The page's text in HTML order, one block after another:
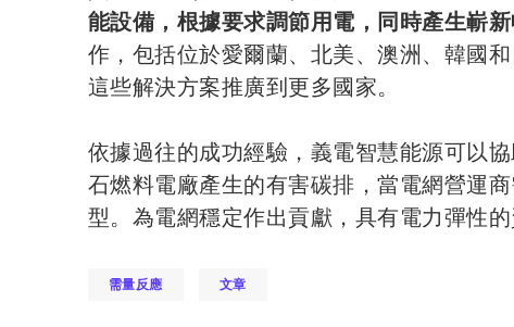
能設備，根據要求調節用電，同時產生嶄
作，包括位於愛爾蘭、北美、澳洲、韓國
這些解決方案推廣到更多國家。
依據過往的成功經驗，義電智慧能源可以
石燃料電廠產生的有害碳排，當電網營運
型。為電網穩定作出貢獻，具有電力彈性
需量反應 文章